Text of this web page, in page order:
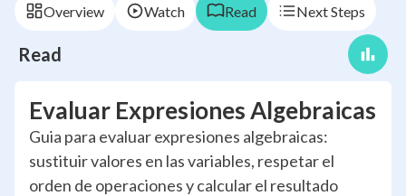
Overview Watch Read Next Steps
Read
Evaluar Expresiones Algebraicas
Guia para evaluar expresiones algebraicas:
sustituir valores en las variables, respetar el
orden de operaciones y calcular el resultado